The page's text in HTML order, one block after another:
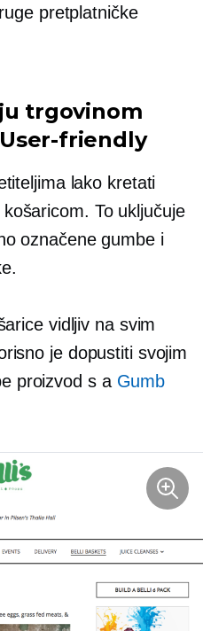
pretplatničke
trgovinom
User-friendly
lako kretati
To uključuje
označene gumbe i
vidljiv na svim
je dopustiti svojim
proizvod s a Gumb